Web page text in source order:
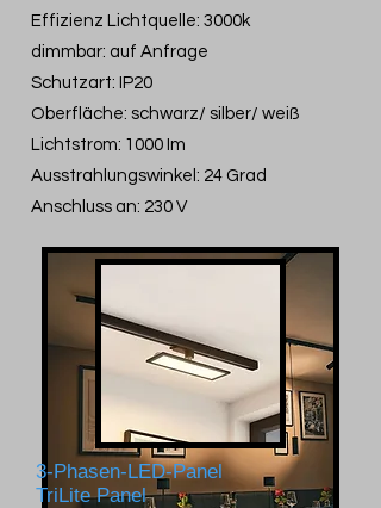
Effizienz Lichtquelle: 3000k
dimmbar: auf Anfrage
Schutzart: IP20
Oberfläche: schwarz/ silber/ weiß
Lichtstrom: 1000 Im
Ausstrahlungswinkel: 24 Grad​
Anschluss an: 230 V
3-Phasen-LED-Panel
TriLite Panel